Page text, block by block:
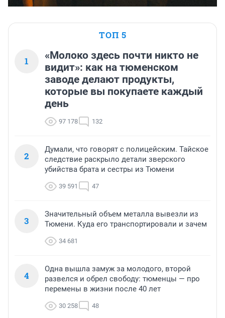
ТОП 5
1
«Молоко здесь почти никто не
видит»: как на тюменском
заводе делают продукты,
которые вы покупаете каждый
день
97 178 132
2
Думали, что говорят с полицейским. Тайское
следствие раскрыло детали зверского
убийства брата и сестры из Тюмени
39 591 47
3
Значительный объем металла вывезли из
Тюмени. Куда его транспортировали и зачем
34 681
4
Одна вышла замуж за молодого, второй
развелся и обрел свободу: тюменцы — про
перемены в жизни после 40 лет
30 258 48